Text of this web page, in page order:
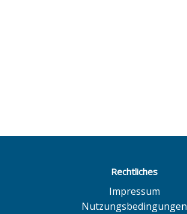
Rechtliches
Impressum
Nutzungsbedingungen